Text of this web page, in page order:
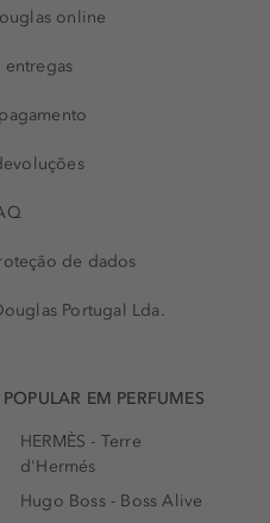
online
entregas
de dados
Portugal Lda.
POPULAR EM PERFUMES
HERMÈS - Terre
d'Hermés
Hugo Boss - Boss Alive